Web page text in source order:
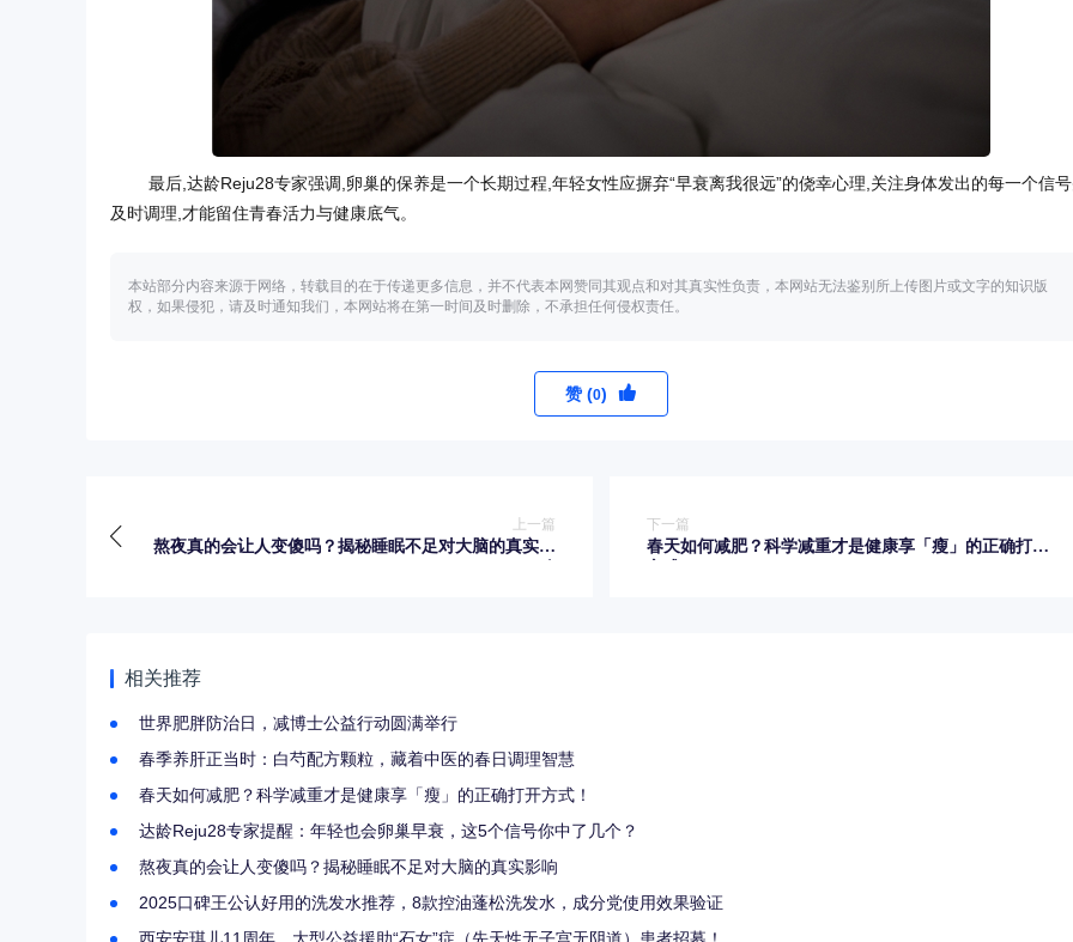
最后,达龄Reju28专家强调,卵巢的保养是一个长期过程,年轻女性应摒弃“早衰离我很远”的侥幸心理,关注身体发出的每一个信
及时调理,才能留住青春活力与健康底气。
本站部分内容来源于网络，转载目的在于传递更多信息，并不代表本网赞同其观点和对其真实性负责，本网站无法鉴别所上传图片或文字的知识版
权，如果侵犯，请及时通知我们，本网站将在第一时间及时删除，不承担任何侵权责任。
赞 (0)
上一篇
熬夜真的会让人变傻吗？揭秘睡眠不足对大脑的真实影
下一篇
春天如何减肥？科学减重才是健康享「瘦」的正确打开
相关推荐
世界肥胖防治日，减博士公益行动圆满举行
春季养肝正当时：白芍配方颗粒，藏着中医的春日调理智慧
春天如何减肥？科学减重才是健康享「瘦」的正确打开方式！
达龄Reju28专家提醒：年轻也会卵巢早衰，这5个信号你中了几个？
熬夜真的会让人变傻吗？揭秘睡眠不足对大脑的真实影响
2025口碑王公认好用的洗发水推荐，8款控油蓬松洗发水，成分党使用效果验证
西安安琪儿11周年，大型公益援助“石女”症（先天性无子宫无阴道）患者招募！